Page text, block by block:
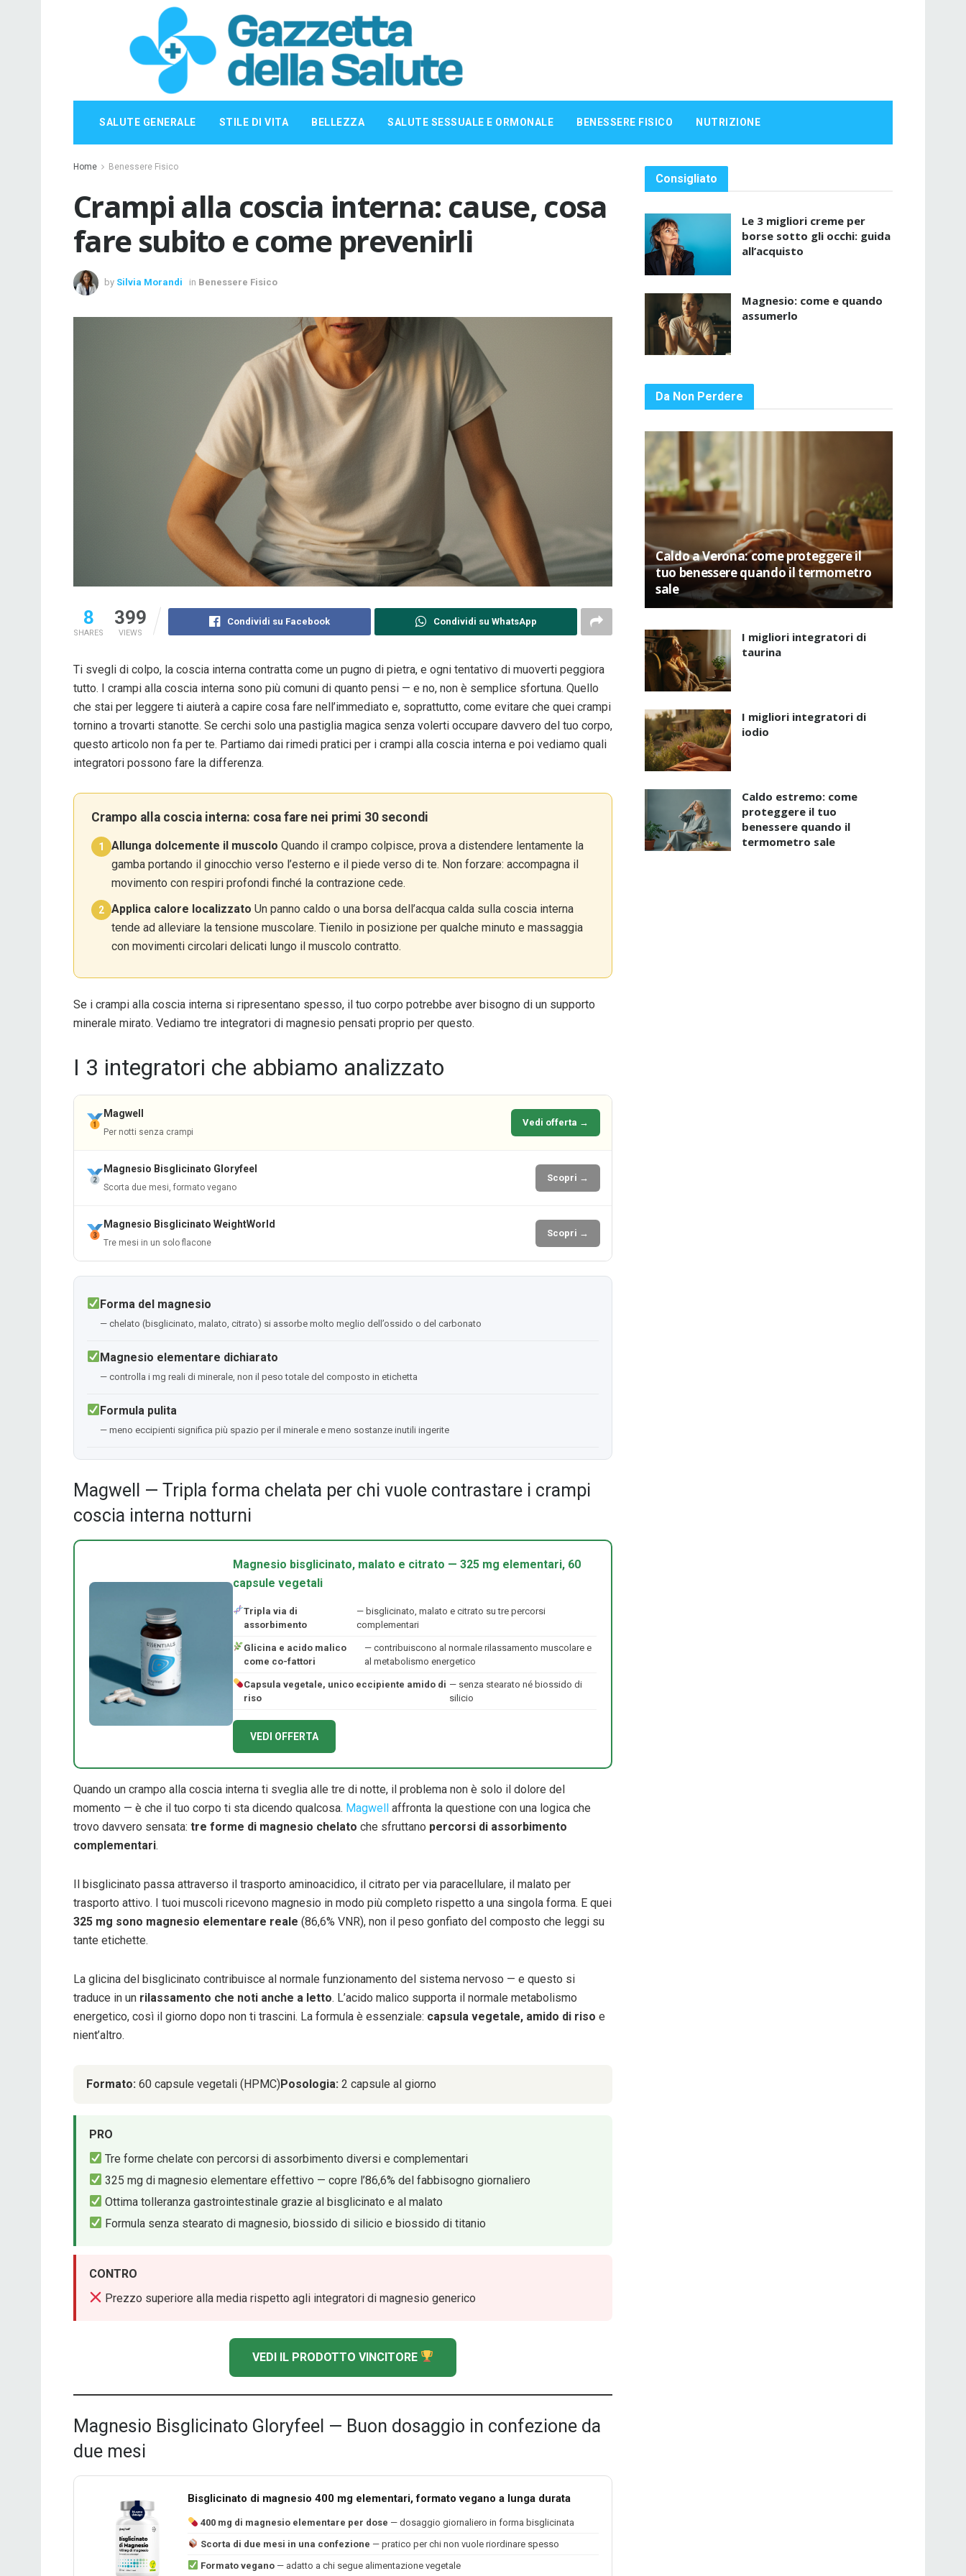
SALUTE GENERALE STILE DI VITA BELLEZZA SALUTE SESSUALE E ORMONALE BENESSERE FISICO NUTRIZIONE
Home Benessere Fisico
Crampi alla coscia interna: cause, cosa
fare subito e come prevenirli
by Silvia Morandi in Benessere Fisico
8
SHARES
399
VIEWS
Condividi su Facebook Condividi su WhatsApp
Ti svegli di colpo, la coscia interna contratta come un pugno di pietra, e ogni tentativo di muoverti peggiora
tutto. I crampi alla coscia interna sono più comuni di quanto pensi — e no, non è semplice sfortuna. Quello
che stai per leggere ti aiuterà a capire cosa fare nell’immediato e, soprattutto, come evitare che quei crampi
tornino a trovarti stanotte. Se cerchi solo una pastiglia magica senza volerti occupare davvero del tuo corpo,
questo articolo non fa per te. Partiamo dai rimedi pratici per i crampi alla coscia interna e poi vediamo quali
integratori possono fare la differenza.
Crampo alla coscia interna: cosa fare nei primi 30 secondi
1 Allunga dolcemente il muscolo Quando il crampo colpisce, prova a distendere lentamente la
gamba portando il ginocchio verso l’esterno e il piede verso di te. Non forzare: accompagna il
movimento con respiri profondi finché la contrazione cede.
2 Applica calore localizzato Un panno caldo o una borsa dell’acqua calda sulla coscia interna
tende ad alleviare la tensione muscolare. Tienilo in posizione per qualche minuto e massaggia
con movimenti circolari delicati lungo il muscolo contratto.
Se i crampi alla coscia interna si ripresentano spesso, il tuo corpo potrebbe aver bisogno di un supporto
minerale mirato. Vediamo tre integratori di magnesio pensati proprio per questo.
I 3 integratori che abbiamo analizzato
Magwell
Per notti senza crampi
Vedi offerta →
Magnesio Bisglicinato Gloryfeel
Scorta due mesi, formato vegano
Scopri →
Magnesio Bisglicinato WeightWorld
Tre mesi in un solo flacone
Scopri →
Forma del magnesio
— chelato (bisglicinato, malato, citrato) si assorbe molto meglio dell’ossido o del carbonato
Magnesio elementare dichiarato
— controlla i mg reali di minerale, non il peso totale del composto in etichetta
Formula pulita
— meno eccipienti significa più spazio per il minerale e meno sostanze inutili ingerite
Magwell — Tripla forma chelata per chi vuole contrastare i crampi
coscia interna notturni
Magnesio bisglicinato, malato e citrato — 325 mg elementari, 60
capsule vegetali
Tripla via di
assorbimento
— bisglicinato, malato e citrato su tre percorsi
complementari
Glicina e acido malico
come co-fattori
— contribuiscono al normale rilassamento muscolare e
al metabolismo energetico
Capsula vegetale, unico eccipiente amido di
riso
— senza stearato né biossido di
silicio
VEDI OFFERTA
Quando un crampo alla coscia interna ti sveglia alle tre di notte, il problema non è solo il dolore del
momento — è che il tuo corpo ti sta dicendo qualcosa. Magwell affronta la questione con una logica che
trovo davvero sensata: tre forme di magnesio chelato che sfruttano percorsi di assorbimento
complementari.
Il bisglicinato passa attraverso il trasporto aminoacidico, il citrato per via paracellulare, il malato per
trasporto attivo. I tuoi muscoli ricevono magnesio in modo più completo rispetto a una singola forma. E quei
325 mg sono magnesio elementare reale (86,6% VNR), non il peso gonfiato del composto che leggi su
tante etichette.
La glicina del bisglicinato contribuisce al normale funzionamento del sistema nervoso — e questo si
traduce in un rilassamento che noti anche a letto. L’acido malico supporta il normale metabolismo
energetico, così il giorno dopo non ti trascini. La formula è essenziale: capsula vegetale, amido di riso e
nient’altro.
Formato: 60 capsule vegetali (HPMC)Posologia: 2 capsule al giorno
PRO
Tre forme chelate con percorsi di assorbimento diversi e complementari
325 mg di magnesio elementare effettivo — copre l’86,6% del fabbisogno giornaliero
Ottima tolleranza gastrointestinale grazie al bisglicinato e al malato
Formula senza stearato di magnesio, biossido di silicio e biossido di titanio
CONTRO
Prezzo superiore alla media rispetto agli integratori di magnesio generico
VEDI IL PRODOTTO VINCITORE
Magnesio Bisglicinato Gloryfeel — Buon dosaggio in confezione da
due mesi
Bisglicinato di magnesio 400 mg elementari, formato vegano a lunga durata
400 mg di magnesio elementare per dose — dosaggio giornaliero in forma bisglicinata
Scorta di due mesi in una confezione — pratico per chi non vuole riordinare spesso
Formato vegano— adatto a chi segue alimentazione vegetale
Consigliato
Le 3 migliori creme per
borse sotto gli occhi: guida
all’acquisto
Magnesio: come e quando
assumerlo
Da Non Perdere
Caldo a Verona: come proteggere il
tuo benessere quando il termometro
sale
I migliori integratori di
taurina
I migliori integratori di
iodio
Caldo estremo: come
proteggere il tuo
benessere quando il
termometro sale